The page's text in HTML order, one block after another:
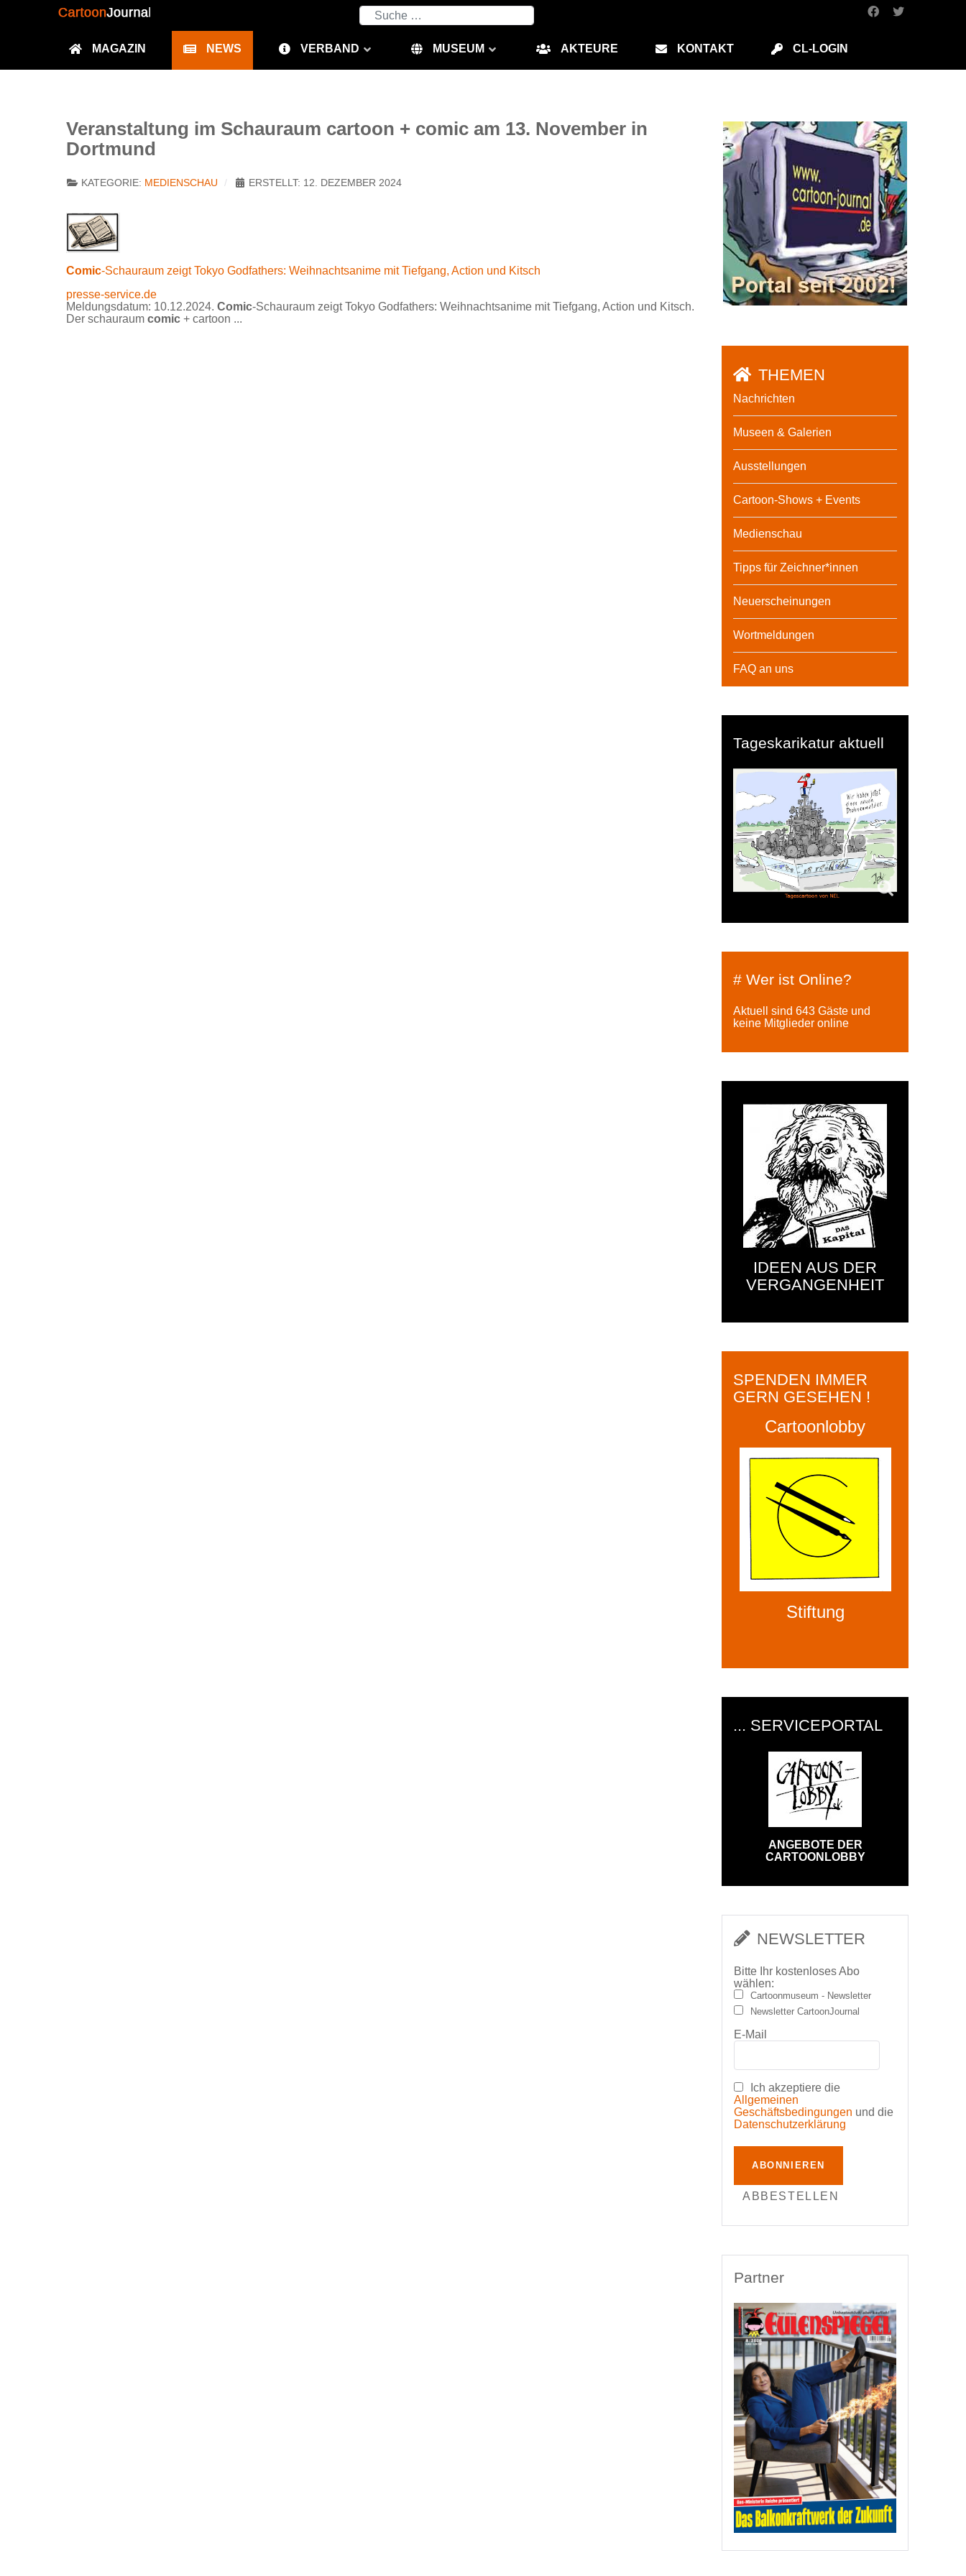
Suchen
MAGAZIN NEWS VERBAND MUSEUM AKTEURE KONTAKT CL-LOGIN
Veranstaltung im Schauraum cartoon + comic am 13. November in
Dortmund
KATEGORIE: MEDIENSCHAU ERSTELLT: 12. DEZEMBER 2024
Comic-Schauraum zeigt Tokyo Godfathers: Weihnachtsanime mit Tiefgang, Action und Kitsch
presse-service.de
Meldungsdatum: 10.12.2024. Comic-Schauraum zeigt Tokyo Godfathers: Weihnachtsanime mit Tiefgang, Action und Kitsch.
Der schauraum comic + cartoon ...
THEMEN
Nachrichten
Museen & Galerien
Ausstellungen
Cartoon-Shows + Events
Medienschau
Tipps für Zeichner*innen
Neuerscheinungen
Wortmeldungen
FAQ an uns
Tageskarikatur aktuell
# Wer ist Online?
Aktuell sind 643 Gäste und
keine Mitglieder online
IDEEN AUS DER
VERGANGENHEIT
SPENDEN IMMER
GERN GESEHEN !
Cartoonlobby
Stiftung
... SERVICEPORTAL
ANGEBOTE DER
CARTOONLOBBY
NEWSLETTER
Bitte Ihr kostenloses Abo
wählen:
Cartoonmuseum - Newsletter
Newsletter CartoonJournal
E-Mail
Ich akzeptiere die
Allgemeinen
Geschäftsbedingungen und die
Datenschutzerklärung
ABONNIEREN
ABBESTELLEN
Partner